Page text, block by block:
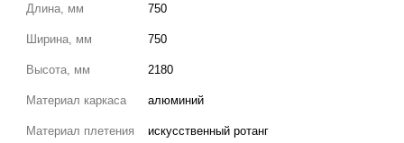
Длина, мм 750
Ширина, мм 750
Высота, мм 2180
Материал каркаса алюминий
Материал плетения искусственный ротанг